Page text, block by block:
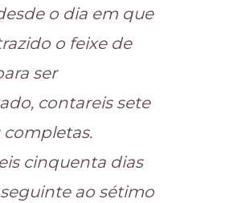
o dia em que
o feixe de
ser
contareis sete
completas.
cinquenta dias
ao sétimo